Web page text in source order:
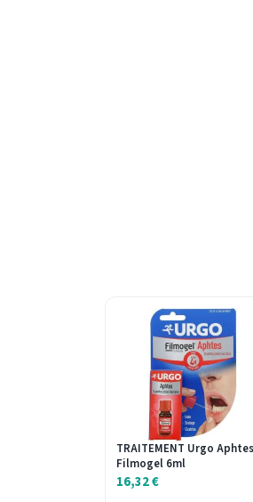
TRAITEMENT Urgo Aphtes
Filmogel 6ml
16,32€